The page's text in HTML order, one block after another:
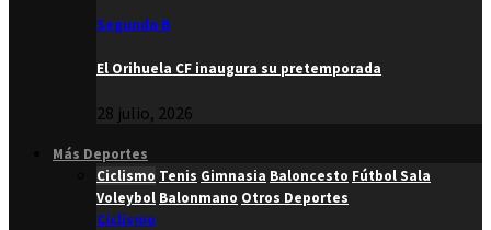
Segunda B
El Orihuela CF inaugura su pretemporada
28 julio, 2026
Más Deportes
Ciclismo Tenis Gimnasia Baloncesto Fútbol Sala
Voleybol Balonmano Otros Deportes
Ciclismo